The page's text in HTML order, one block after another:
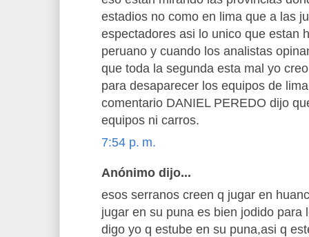
estadios no como en lima que a las
espectadores asi lo unico que estan
peruano y cuando los analistas
que toda la segunda esta mal yo
para desaparecer los equipos de
comentario DANIEL PEREDO dijo
equipos ni carros.
7:54 p. m.
Anónimo dijo...
esos serranos creen q jugar en
jugar en su puna es bien jodido para
digo yo q estube en su puna,asi q